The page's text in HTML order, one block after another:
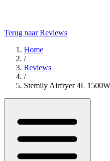
Terug naar Reviews
Home
/
Reviews
/
Stemily Airfryer 4L